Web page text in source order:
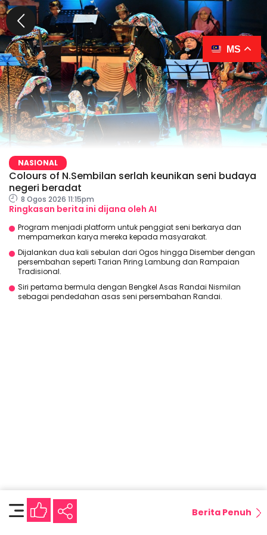
NASIONAL
Colours of N.Sembilan serlah keunikan seni budaya
negeri beradat
8 Ogos 2026 11:15pm
Ringkasan berita ini dijana oleh AI
Program menjadi platform untuk penggiat seni berkarya dan
mempamerkan karya mereka kepada masyarakat.
Dijalankan dua kali sebulan dari Ogos hingga Disember dengan
persembahan seperti Tarian Piring Lambung dan Rampaian
Tradisional.
Siri pertama bermula dengan Bengkel Asas Randai Nismilan
sebagai pendedahan asas seni persembahan Randai.
Berita Penuh
MS